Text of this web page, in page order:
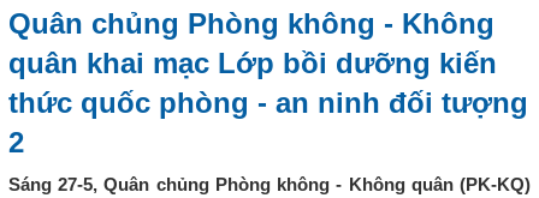
Quân chủng Phòng không - Không
quân khai mạc Lớp bồi dưỡng kiến
thức quốc phòng - an ninh đối tượng
2
Sáng 27-5, Quân chủng Phòng không - Không quân (PK-KQ)